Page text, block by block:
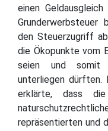
einen
den Steuerzugriff
die Ökopunkte vom
seien und somit
unterliegen dürften.
erklärte, dass
repräsentierten und